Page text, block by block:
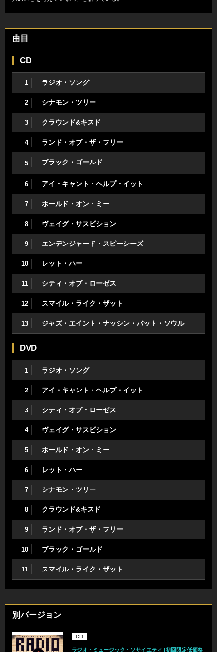
曲目
CD
1 ラジオ・ソング
2 シナモン・ツリー
3 クラウンド&キスド
4 ランド・オブ・ザ・フリー
5 ブラック・ゴールド
6 アイ・キャント・ヘルプ・イット
7 ホールド・オン・ミー
8 ヴェイグ・サスピション
9 エンデンジャード・スピーシーズ
10 レット・ハー
11 シティ・オブ・ローゼス
12 スマイル・ライク・ザット
13 ジャズ・エイント・ナッシン・バット・ソウル
DVD
1 ラジオ・ソング
2 アイ・キャント・ヘルプ・イット
3 シティ・オブ・ローゼス
4 ヴェイグ・サスピション
5 ホールド・オン・ミー
6 レット・ハー
7 シナモン・ツリー
8 クラウンド&キスド
9 ランド・オブ・ザ・フリー
10 ブラック・ゴールド
11 スマイル・ライク・ザット
別バージョン
CD
ラジオ・ミュージック・ソサイエティ [初回限定低価格